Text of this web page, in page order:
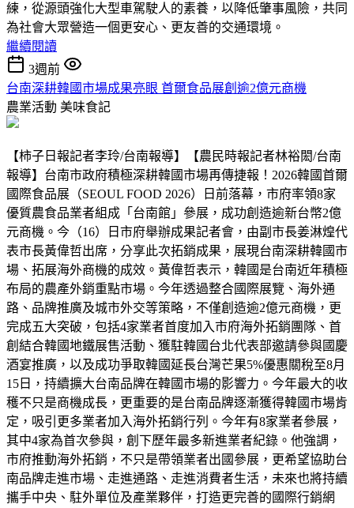
練，從源頭強化大型車駕駛人的素養，以降低肇事風險，共同
為社會大眾營造一個更安心、更友善的交通環境。
繼續閱讀
3週前
台南深耕韓國市場成果亮眼 首爾食品展創逾2億元商機
農業活動 美味食記
【柿子日報記者李玲/台南報導】【農民時報記者林裕閎/台南
報導】台南市政府積極深耕韓國市場再傳捷報！2026韓國首爾
國際食品展（SEOUL FOOD 2026）日前落幕，市府率領8家
優質農食品業者組成「台南館」參展，成功創造逾新台幣2億
元商機。今（16）日市府舉辦成果記者會，由副市長姜淋煌代
表市長黃偉哲出席，分享此次拓銷成果，展現台南深耕韓國市
場、拓展海外商機的成效。黃偉哲表示，韓國是台南近年積極
布局的農產外銷重點市場。今年透過整合國際展覽、海外通
路、品牌推廣及城市外交等策略，不僅創造逾2億元商機，更
完成五大突破，包括4家業者首度加入市府海外拓銷團隊、首
創結合韓國地鐵展售活動、獲駐韓國台北代表部邀請參與國慶
酒宴推廣，以及成功爭取韓國延長台灣芒果5%優惠關稅至8月
15日，持續擴大台南品牌在韓國市場的影響力。今年最大的收
穫不只是商機成長，更重要的是台南品牌逐漸獲得韓國市場肯
定，吸引更多業者加入海外拓銷行列。今年有8家業者參展，
其中4家為首次參與，創下歷年最多新進業者紀錄。他強調，
市府推動海外拓銷，不只是帶領業者出國參展，更希望協助台
南品牌走進市場、走進通路、走進消費者生活，未來也將持續
攜手中央、駐外單位及產業夥伴，打造更完善的國際行銷網